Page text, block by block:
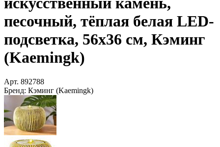
песочный, тёплая белая LED-
подсветка, 56х36 см, Кэминг
(Kaemingk)
Арт. 892788
Бренд: Кэминг (Kaemingk)